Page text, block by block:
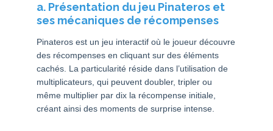
a. Présentation du jeu Pinateros et
ses mécaniques de récompenses
Pinateros est un jeu interactif où le joueur découvre
des récompenses en cliquant sur des éléments
cachés. La particularité réside dans l’utilisation de
multiplicateurs, qui peuvent doubler, tripler ou
même multiplier par dix la récompense initiale,
créant ainsi des moments de surprise intense.